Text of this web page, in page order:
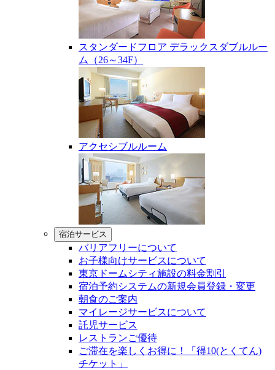
スタンダードフロア デラックスダブルルー
ム（26～34F）
アクセシブルルーム
宿泊サービス
バリアフリーについて
お子様向けサービスについて
東京ドームシティ施設の料金割引
宿泊予約システムの新規会員登録・変更
朝食のご案内
マイレージサービスについて
託児サービス
レストランご優待
ご滞在を楽しくお得に！「得10(とくてん)
チケット」